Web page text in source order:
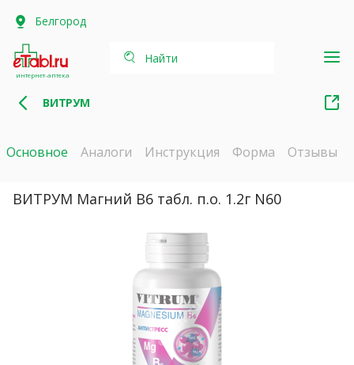
Белгород
интернет-аптека
Найти
ВИТРУМ
Основное Аналоги Инструкция Форма Отзывы
ВИТРУМ Магний В6 табл. п.о. 1.2г N60